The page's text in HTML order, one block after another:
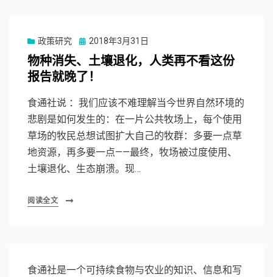
政策研究
Posted
2018年3月31日
物种消失、土壤退化，人类再不看这份
报告就晚了！
食通社说 ：我们应该不难理解当今世界自然环境的
悲剧是如何发生的：在一片公共牧场上，每个使用
草场的牧民总想试图扩大自己的牧群：多要一点草
地资源，再多要一点——最终，牧场被过度使用、
土壤退化、生态崩溃。现…
阅读全文
食通社是一个可持续食物与农业的知识、信息和写